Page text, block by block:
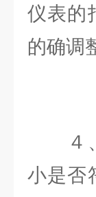
仪表的
的确调
４、
小是否